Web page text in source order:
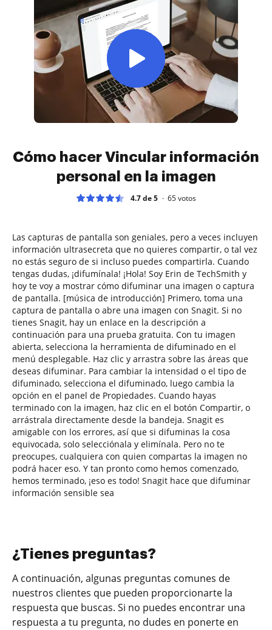
Cómo hacer Vincular información
personal en la imagen
4.7 de 5 65votos
Las capturas de pantalla son geniales, pero a veces incluyen
información ultrasecreta que no quieres compartir, o tal vez
no estás seguro de si incluso puedes compartirla. Cuando
tengas dudas, ¡difumínala! ¡Hola! Soy Erin de TechSmith y
hoy te voy a mostrar cómo difuminar una imagen o captura
de pantalla. [música de introducción] Primero, toma una
captura de pantalla o abre una imagen con Snagit. Si no
tienes Snagit, hay un enlace en la descripción a
continuación para una prueba gratuita. Con tu imagen
abierta, selecciona la herramienta de difuminado en el
menú desplegable. Haz clic y arrastra sobre las áreas que
deseas difuminar. Para cambiar la intensidad o el tipo de
difuminado, selecciona el difuminado, luego cambia la
opción en el panel de Propiedades. Cuando hayas
terminado con la imagen, haz clic en el botón Compartir, o
arrástrala directamente desde la bandeja. Snagit es
amigable con los errores, así que si difuminas la cosa
equivocada, solo selecciónala y elimínala. Pero no te
preocupes, cualquiera con quien compartas la imagen no
podrá hacer eso. Y tan pronto como hemos comenzado,
hemos terminado, ¡eso es todo! Snagit hace que difuminar
información sensible sea
¿Tienes preguntas?
A continuación, algunas preguntas comunes de
nuestros clientes que pueden proporcionarte la
respuesta que buscas. Si no puedes encontrar una
respuesta a tu pregunta, no dudes en ponerte en